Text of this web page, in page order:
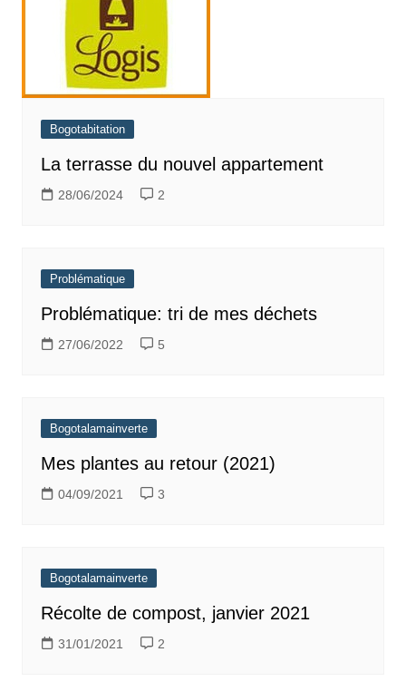
Bogotabitation
La terrasse du nouvel appartement
28/06/2024 2
Problématique
Problématique: tri de mes déchets
27/06/2022 5
Bogotalamainverte
Mes plantes au retour (2021)
04/09/2021 3
Bogotalamainverte
Récolte de compost, janvier 2021
31/01/2021 2